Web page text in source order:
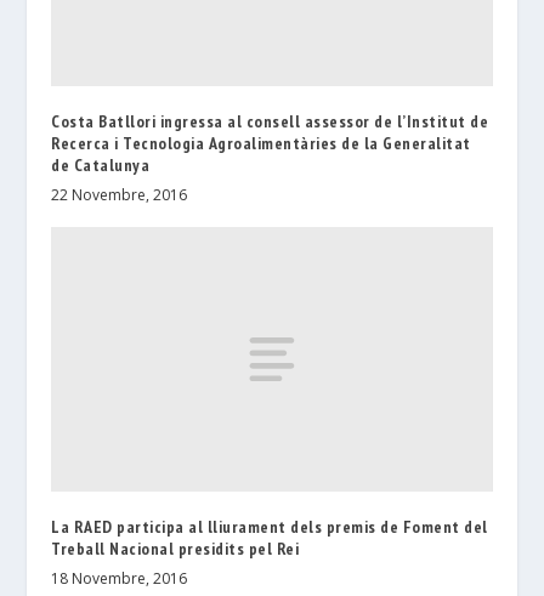
Costa Batllori ingressa al consell assessor de l’Institut de
Recerca i Tecnologia Agroalimentàries de la Generalitat
de Catalunya
22 Novembre, 2016
La RAED participa al lliurament dels premis de Foment del
Treball Nacional presidits pel Rei
18 Novembre, 2016